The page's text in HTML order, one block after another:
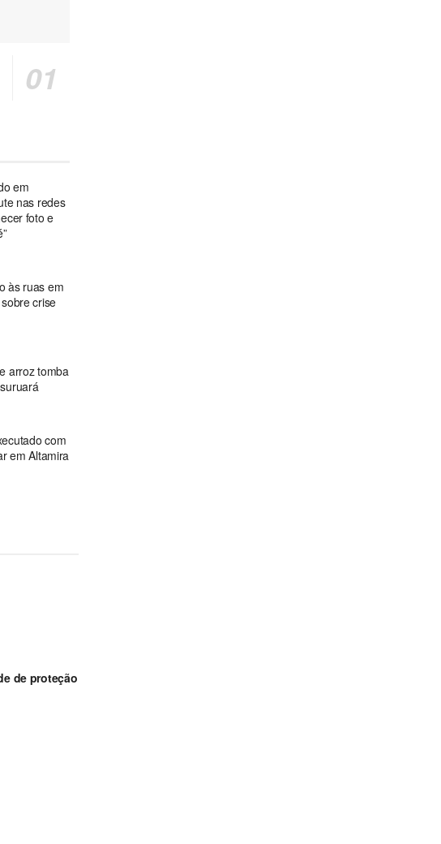
em
nas redes
foto e
às ruas em
crise
arroz tomba
com
em Altamira
de proteção